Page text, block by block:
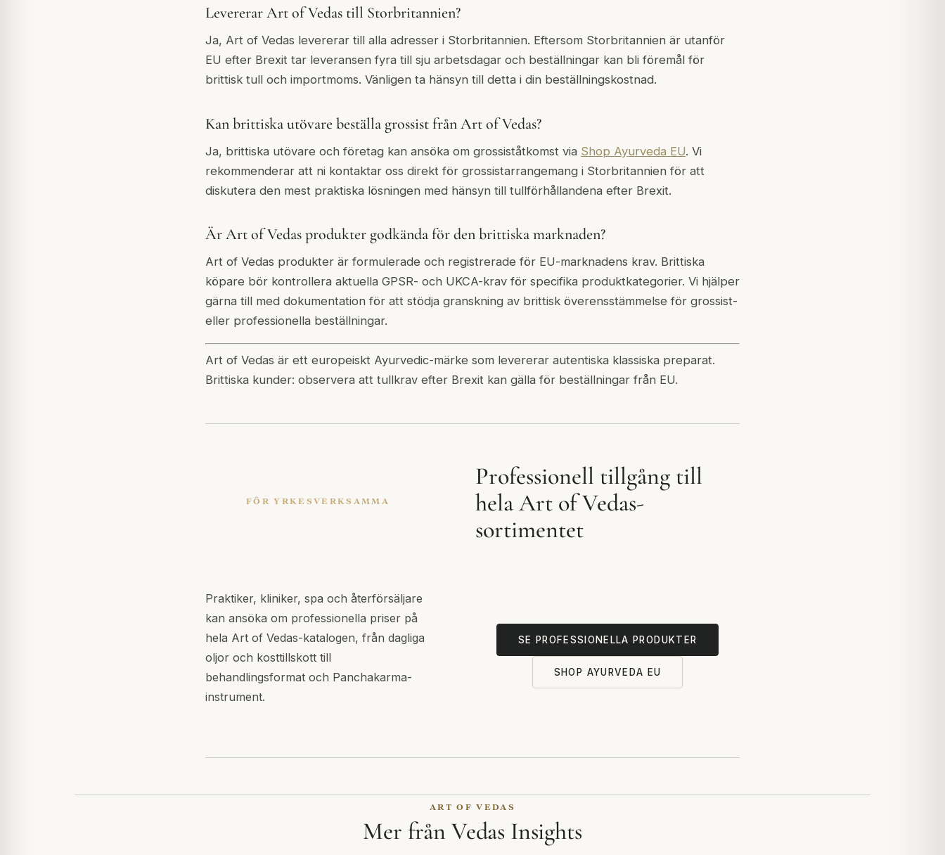
Levererar Art of Vedas till Storbritannien?
Ja, Art of Vedas levererar till alla adresser i Storbritannien. Eftersom Storbritannien är utanför
EU efter Brexit tar leveransen fyra till sju arbetsdagar och beställningar kan bli föremål för
brittisk tull och importmoms. Vänligen ta hänsyn till detta i din beställningskostnad.
Kan brittiska utövare beställa grossist från Art of Vedas?
Ja, brittiska utövare och företag kan ansöka om grossiståtkomst via Shop Ayurveda EU. Vi
rekommenderar att ni kontaktar oss direkt för grossistarrangemang i Storbritannien för att
diskutera den mest praktiska lösningen med hänsyn till tullförhållandena efter Brexit.
Är Art of Vedas produkter godkända för den brittiska marknaden?
Art of Vedas produkter är formulerade och registrerade för EU-marknadens krav. Brittiska
köpare bör kontrollera aktuella GPSR- och UKCA-krav för specifika produktkategorier. Vi hjälper
gärna till med dokumentation för att stödja granskning av brittisk överensstämmelse för grossist-
eller professionella beställningar.
Art of Vedas är ett europeiskt Ayurvedic-märke som levererar autentiska klassiska preparat.
Brittiska kunder: observera att tullkrav efter Brexit kan gälla för beställningar från EU.
FÖR YRKESVERKSAMMA
Professionell tillgång till
hela Art of Vedas-
sortimentet
Praktiker, kliniker, spa och återförsäljare
kan ansöka om professionella priser på
hela Art of Vedas-katalogen, från dagliga
oljor och kosttillskott till
behandlingsformat och Panchakarma-
instrument.
SE PROFESSIONELLA PRODUKTER
SHOP AYURVEDA EU
ART OF VEDAS
Mer från Vedas Insights